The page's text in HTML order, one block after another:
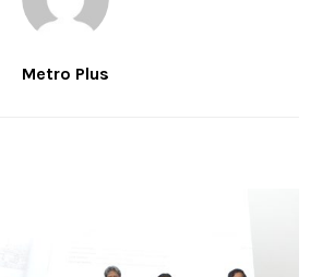
Metro Plus